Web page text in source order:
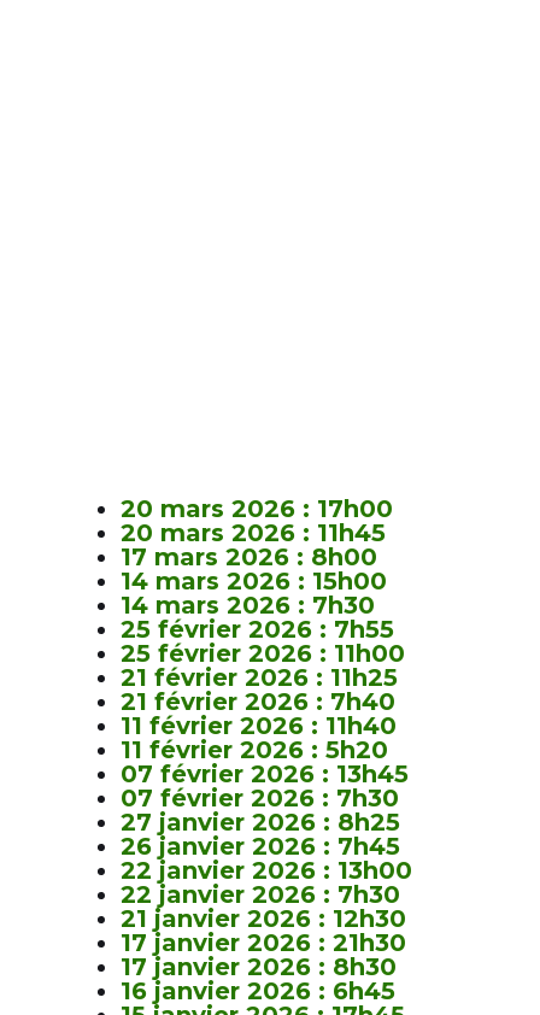
20 mars 2026 : 17h00
20 mars 2026 : 11h45
17 mars 2026 : 8h00
14 mars 2026 : 15h00
14 mars 2026 : 7h30
25 février 2026 : 7h55
25 février 2026 : 11h00
21 février 2026 : 11h25
21 février 2026 : 7h40
11 février 2026 : 11h40
11 février 2026 : 5h20
07 février 2026 : 13h45
07 février 2026 : 7h30
27 janvier 2026 : 8h25
26 janvier 2026 : 7h45
22 janvier 2026 : 13h00
22 janvier 2026 : 7h30
21 janvier 2026 : 12h30
17 janvier 2026 : 21h30
17 janvier 2026 : 8h30
16 janvier 2026 : 6h45